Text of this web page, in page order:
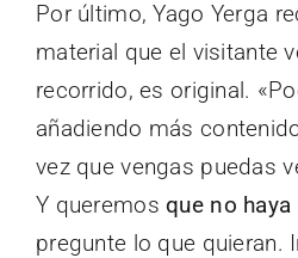
Por último, Yago Yerga
material que el visitante
recorrido, es original.
añadiendo más
vez que vengas puedas
Y queremos que no haya
pregunte lo que quieran.